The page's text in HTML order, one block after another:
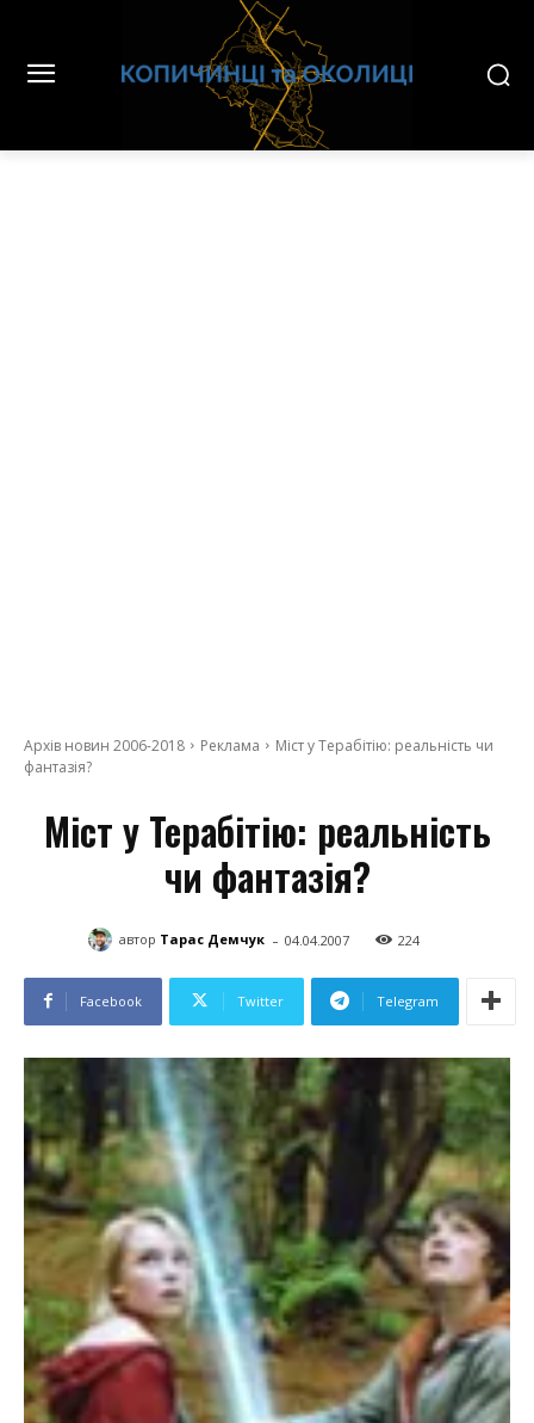
Архів новин 2006-2018 Реклама
Міст у Терабітію: реальність чи
фантазія?
Міст у Терабітію: реальність
чи фантазія?
автор Тарас Демчук - 04.04.2007 224
Facebook Twitter Telegram